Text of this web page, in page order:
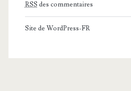
RSS des commentaires
Site de WordPress-FR